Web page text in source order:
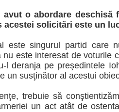
avut o abordare deschisă
acestei solicitări este un
este singurul partid care
este interesat de voturile
l deranja pe preşedintele
un susţinător al acestui
trebuie să
un act atât de